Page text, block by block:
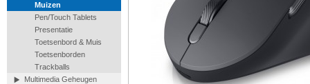
Muizen
Pen/Touch Tablets
Presentatie
Toetsenbord & Muis
Toetsenborden
Trackballs
Multimedia Geheugen